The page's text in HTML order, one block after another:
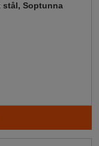
stål, Soptunna